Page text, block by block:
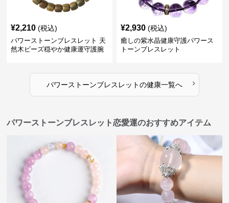
¥2,210 (税込)
パワーストーンブレスレット 天
然木ビーズ穏やか健康運守護腕
¥2,930 (税込)
癒しの紫水晶健康守護パワース
トーンブレスレット
パワーストーンブレスレットの健康一覧へ ›
パワーストーンブレスレット恋愛運のおすすめアイテム